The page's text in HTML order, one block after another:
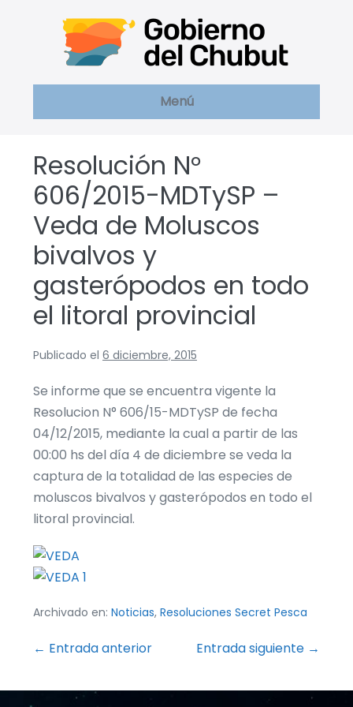
Menú
Resolución N°
606/2015-MDTySP –
Veda de Moluscos
bivalvos y
gasterópodos en todo
el litoral provincial
Publicado el 6 diciembre, 2015
Se informe que se encuentra vigente la
Resolucion N° 606/15-MDTySP de fecha
04/12/2015, mediante la cual a partir de las
00:00 hs del día 4 de diciembre se veda la
captura de la totalidad de las especies de
moluscos bivalvos y gasterópodos en todo el
litoral provincial.
Archivado en: Noticias, Resoluciones Secret Pesca
Navegación
entradas
← Entrada anterior Entrada siguiente →